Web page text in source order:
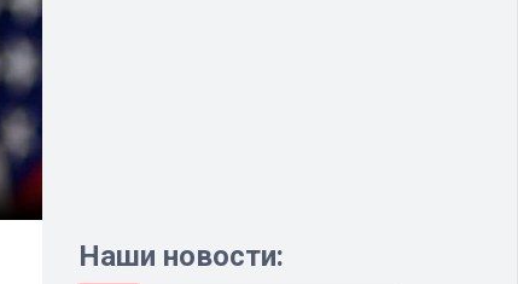
Наши новости: